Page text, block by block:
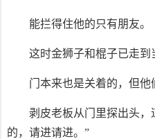
能拦得住他的只有朋友。
这时金狮子和棍子已走到
门本来也是关着的，但他
剥皮老板从门里探出头，
的，请进请进。”